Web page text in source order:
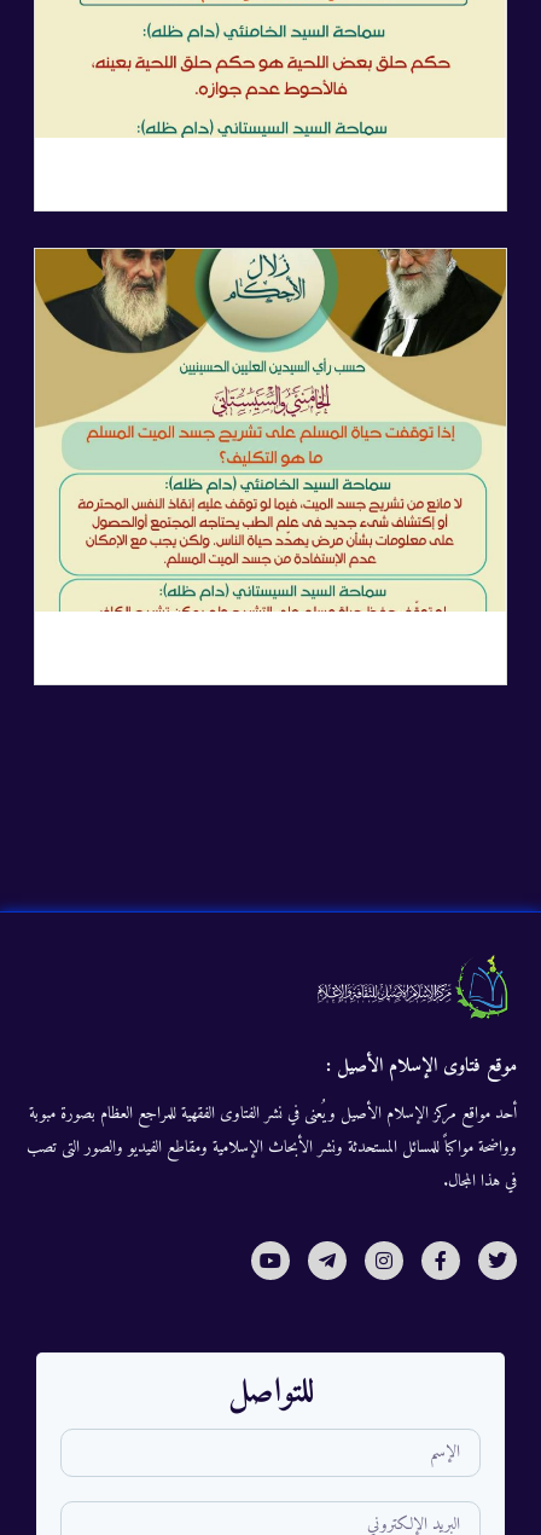
موقع فتاوى الإسلام الأصيل :
أحد مواقع مركز الإسلام الأصيل ويُعنى في نشر الفتاوى الفقهية للمراجع العظام بصورة مبوبة
وواضحة مواكباً للمسائل المستحدثة ونشر الأبحاث الإسلامية ومقاطع الفيديو والصور التى تصب
في هذا المجال.
للتواصل